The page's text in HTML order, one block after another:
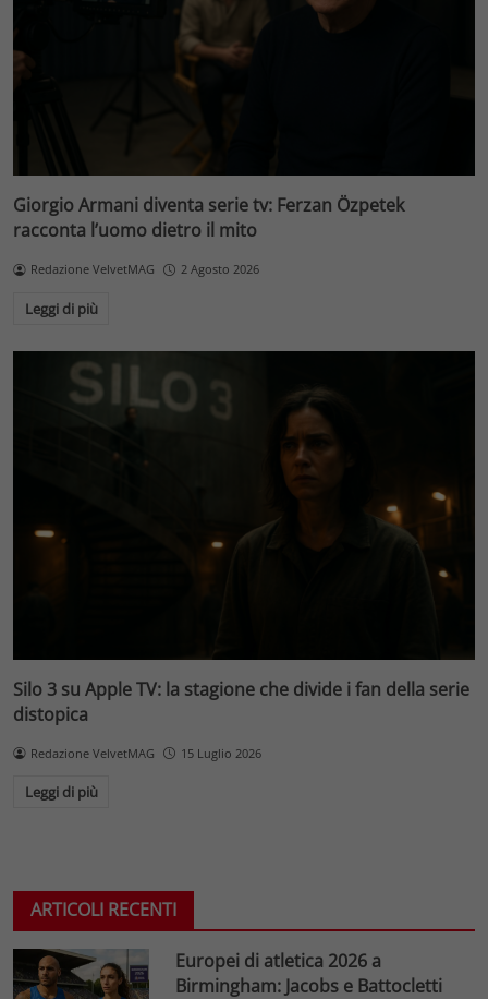
Giorgio Armani diventa serie tv: Ferzan Özpetek
racconta l’uomo dietro il mito
Redazione VelvetMAG 2 Agosto 2026
Leggi di più
Silo 3 su Apple TV: la stagione che divide i fan della serie
distopica
Redazione VelvetMAG 15 Luglio 2026
Leggi di più
ARTICOLI RECENTI
Europei di atletica 2026 a
Birmingham: Jacobs e Battocletti